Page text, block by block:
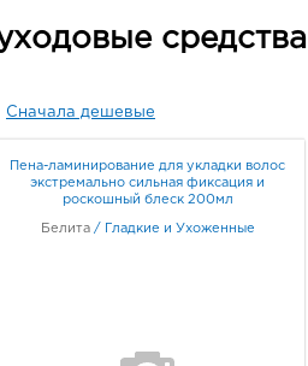
средства
Сначала дешевые
Пена-ламинирование для укладки волос
экстремально сильная фиксация и
роскошный блеск 200мл
Белита / Гладкие и Ухоженные